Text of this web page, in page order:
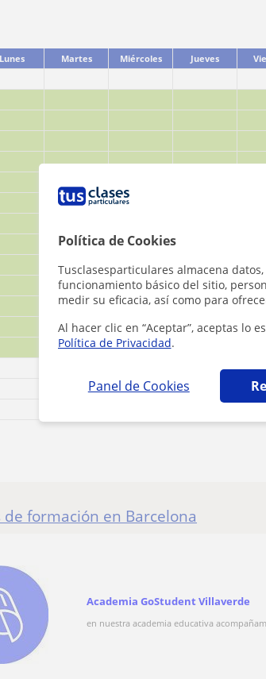
Política de Cookies
Tusclasesparticulares almacena
funcionamiento básico del sitio,
medir su eficacia, así como para
Al hacer clic en “Aceptar”, aceptas lo
Política de Privacidad.
Panel de Cookies
Lunes Martes Miércoles Jueves
de formación en Barcelona
Academia GoStudent Villaverde
en nuestra academia educativa